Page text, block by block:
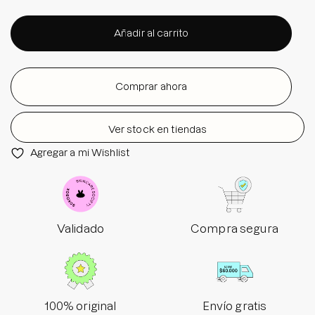
Añadir al carrito
Comprar ahora
Ver stock en tiendas
Agregar a mi Wishlist
Validado Compra segura
100% original Envío gratis